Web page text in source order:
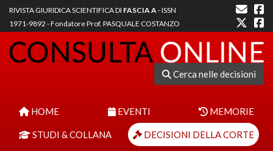
RIVISTA GIURIDICA SCIENTIFICA DI FASCIA A- ISSN
1971-9892 - Fondatore Prof. PASQUALE COSTANZO
Cerca nelle decisioni
HOME EVENTI MEMORIE
STUDI & COLLANA DECISIONI DELLA CORTE